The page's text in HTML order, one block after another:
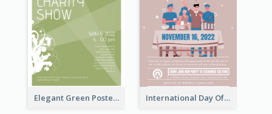
Elegant Green Poster Design For Charity Show International Day Of Tolerance Party Poster